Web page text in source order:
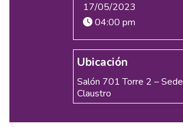
17/05/2023
04:00 pm
Ubicación
Salón 701 Torre 2 – Sede
Claustro